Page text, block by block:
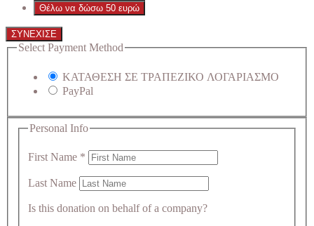
Θέλω να δώσω 50 ευρώ
ΣΥΝΕΧΙΣΕ
Select Payment Method
ΚΑΤΑΘΕΣΗ ΣΕ ΤΡΑΠΕΖΙΚΟ ΛΟΓΑΡΙΑΣΜΟ
PayPal
Personal Info
First Name *
Last Name
Is this donation on behalf of a company?